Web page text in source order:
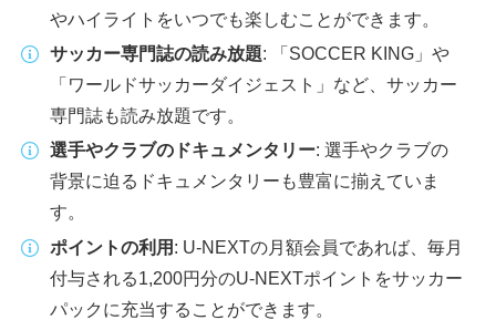
やハイライトをいつでも楽しむことができます。
サッカー専門誌の読み放題: 「SOCCER KING」や
「ワールドサッカーダイジェスト」など、サッカー
専門誌も読み放題です。
選手やクラブのドキュメンタリー: 選手やクラブの
背景に迫るドキュメンタリーも豊富に揃えていま
す。
ポイントの利用 : U-NEXTの月額会員であれば、毎月
付与される1,200円分のU-NEXTポイントをサッカー
パックに充当することができます。